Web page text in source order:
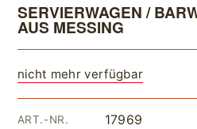
SERVIERWAGEN /
AUS MESSING
nicht mehr verfügbar
ART.-NR. 17969